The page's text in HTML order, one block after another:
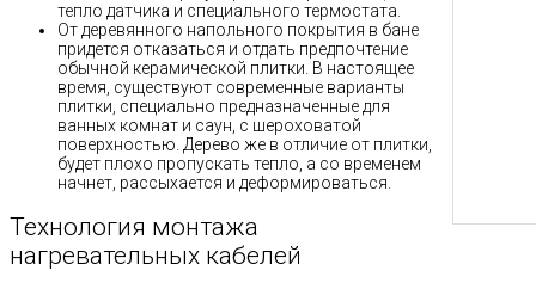
тепло датчика и специального термостата.
От деревянного напольного покрытия в бане
придется отказаться и отдать предпочтение
обычной керамической плитки. В настоящее
время, существуют современные варианты
плитки, специально предназначенные для
ванных комнат и саун, с шероховатой
поверхностью. Дерево же в отличие от плитки,
будет плохо пропускать тепло, а со временем
начнет, рассыхается и деформироваться.
Технология монтажа
нагревательных кабелей